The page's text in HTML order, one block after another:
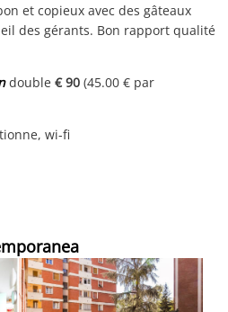
et copieux avec des gâteaux
des gérants. Bon rapport qualité
double€ 90 (45.00 € par
wi-fi